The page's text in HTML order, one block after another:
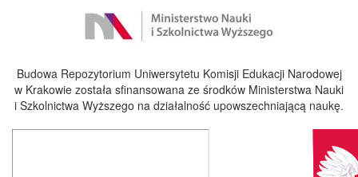
Budowa Repozytorium Uniwersytetu Komisji Edukacji Narodowej
w Krakowie została sfinansowana ze środków Ministerstwa Nauki
i Szkolnictwa Wyższego na działalność upowszechniającą naukę.